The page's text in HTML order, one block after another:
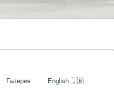
Галерия English 🇬🇧